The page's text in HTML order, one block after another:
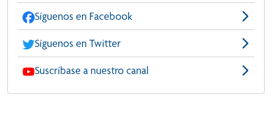
Síguenos en Facebook
Síguenos en Twitter
Suscríbase a nuestro canal